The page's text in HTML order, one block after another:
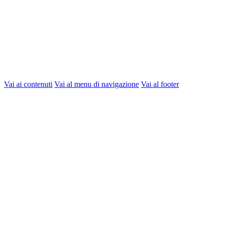
Vai ai contenuti Vai al menu di navigazione Vai al footer